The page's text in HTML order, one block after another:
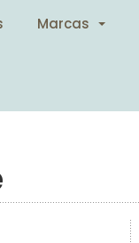
Marcas